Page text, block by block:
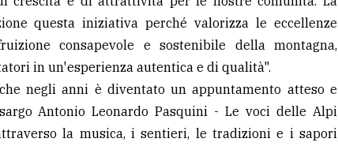
questa iniziativa perché valorizza le eccellenze
consapevole e sostenibile della montagna,
in un'esperienza autentica e di qualità".
negli anni è diventato un appuntamento atteso e
Antonio Leonardo Pasquini - Le voci delle Alpi
la musica, i sentieri, le tradizioni e i sapori